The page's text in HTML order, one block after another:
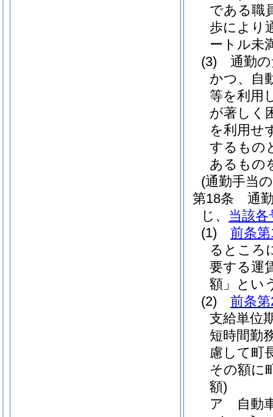
である職
歩により
ートル未
(3)
通勤
かつ、自
等を利用
が著しく
を利用せ
するもの
あるもの
(通勤手当
第18条
通
じ、 当該各
(1)
前条
るところ
要する運
額」とい
(2)
前条
支給単位
短時間勤
慮して町
その額に
額)
ア
自動